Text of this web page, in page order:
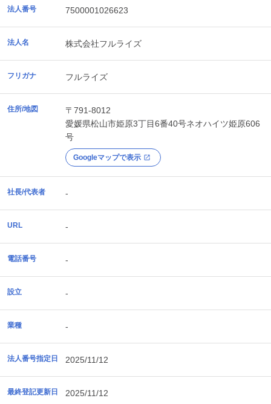
法人番号 7500001026623
法人名 株式会社フルライズ
フリガナ フルライズ
住所/地図
〒791-8012
愛媛県松山市姫原3丁目6番40号ネオハイツ姫原606
号
Googleマップで表示
社長/代表者 -
URL -
電話番号 -
設立 -
業種 -
法人番号指定日 2025/11/12
最終登記更新日 2025/11/12